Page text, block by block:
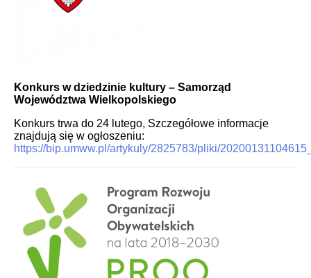
Konkurs w dziedzinie kultury – Samorząd
Województwa Wielkopolskiego
Konkurs trwa do 24 lutego, Szczegółowe informacje
znajdują się w ogłoszeniu:
https://bip.umww.pl/artykuly/2825783/pliki/